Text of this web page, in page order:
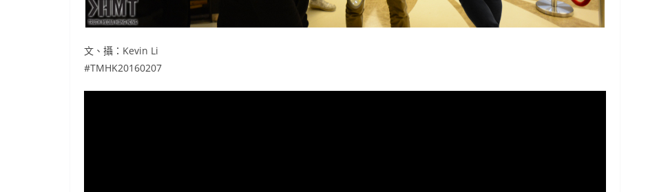
文、攝：Kevin Li
#TMHK20160207